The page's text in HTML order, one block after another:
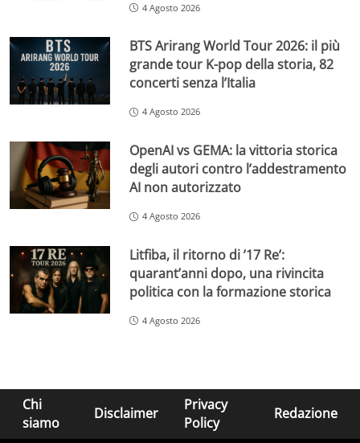
4 Agosto 2026
BTS Arirang World Tour 2026: il più
grande tour K-pop della storia, 82
concerti senza l’Italia
4 Agosto 2026
OpenAI vs GEMA: la vittoria storica
degli autori contro l’addestramento
AI non autorizzato
4 Agosto 2026
Litfiba, il ritorno di ’17 Re’:
quarant’anni dopo, una rivincita
politica con la formazione storica
4 Agosto 2026
Chi
siamo
Disclaimer
Privacy
Policy
Redazione